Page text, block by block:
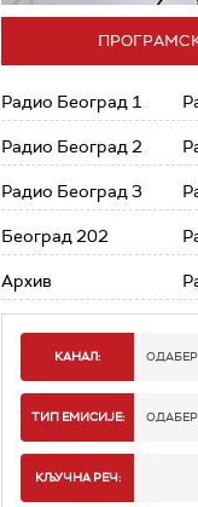
Радио Београд 1
Радио Београд 2
Радио Београд 3
Београд 202
Архив
КАНАЛ:
ТИП ЕМИСИЈЕ:
КЉУЧНА РЕЧ: